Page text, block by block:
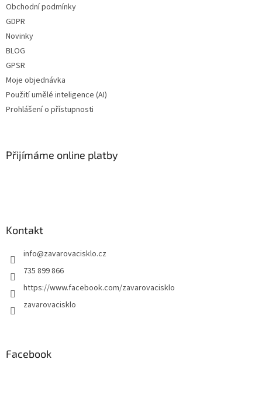
Obchodní podmínky
GDPR
Novinky
BLOG
GPSR
Moje objednávka
Použití umělé inteligence (AI)
Prohlášení o přístupnosti
Přijímáme online platby
Kontakt
info@zavarovacisklo.cz
735 899 866
https://www.facebook.com/zavarovacisklo
zavarovacisklo
Facebook